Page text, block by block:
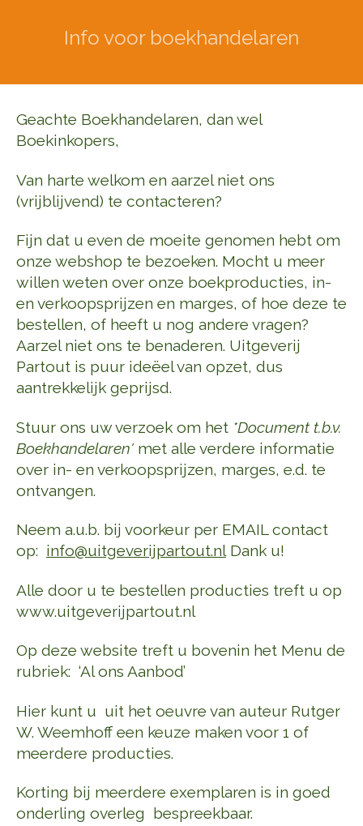
Info voor boekhandelaren
Geachte Boekhandelaren, dan wel
Boekinkopers,
Van harte welkom en aarzel niet ons
(vrijblijvend) te contacteren?
Fijn dat u even de moeite genomen hebt om
onze webshop te bezoeken. Mocht u meer
willen weten over onze boekproducties, in-
en verkoopsprijzen en marges, of hoe deze te
bestellen, of heeft u nog andere vragen?
Aarzel niet ons te benaderen. Uitgeverij
Partout is puur ideëel van opzet, dus
aantrekkelijk geprijsd.
Stuur ons uw verzoek om het *Document t.b.v.
Boekhandelaren' met alle verdere informatie
over in- en verkoopsprijzen, marges, e.d. te
ontvangen.
Neem a.u.b. bij voorkeur per EMAIL contact
op: info@uitgeverijpartout.nlDank u!
Alle door u te bestellen producties treft u op
www.uitgeverijpartout.nl
Op deze website treft u bovenin het Menu de
rubriek: ‘Al ons Aanbod’
Hier kunt u uit het oeuvre van auteur Rutger
W. Weemhoff een keuze maken voor 1 of
meerdere producties.
Korting bij meerdere exemplaren is in goed
onderling overleg bespreekbaar.